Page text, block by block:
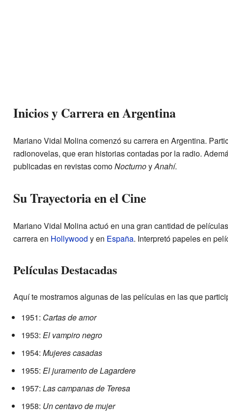
Inicios y Carrera en Argentina
Mariano Vidal Molina comenzó su carrera en Argentina.
radionovelas, que eran historias contadas por la radio.
publicadas en revistas comoNocturnoyAnahí.
Su Trayectoria en el Cine
Mariano Vidal Molina actuó en una gran cantidad de
carrera en Hollywood y en España. Interpretó papeles en
Películas Destacadas
Aquí te mostramos algunas de las películas en las que
1951: Cartas de amor
1953: El vampiro negro
1954: Mujeres casadas
1955: El juramento de Lagardere
1957: Las campanas de Teresa
1958: Un centavo de mujer